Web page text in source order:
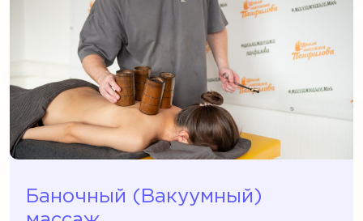
Баночный (Вакуумный)